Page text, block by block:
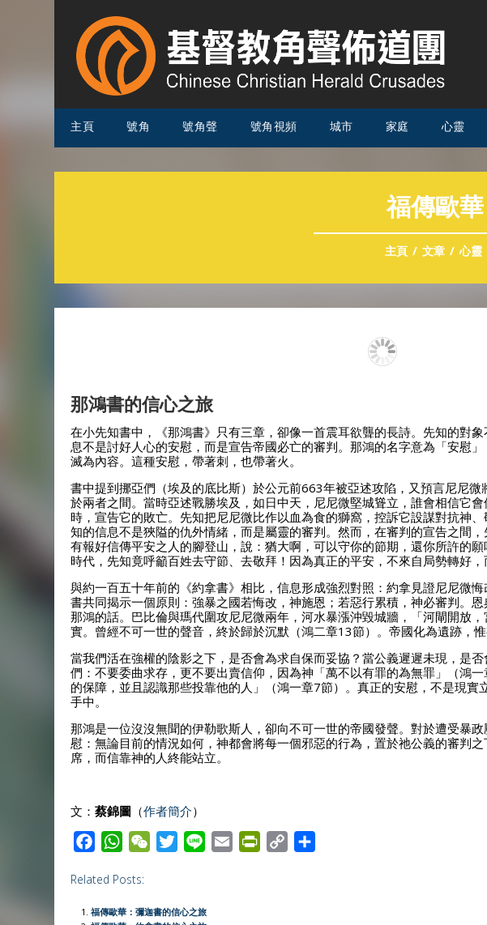
主頁 號角 號角聲 號角視頻 城市 家庭 心靈
福傳歐
主頁 文章 心靈
那鴻書的信心之旅
在小先知書中，《那鴻書》只有三章，卻像一首震耳欲聾的長詩。先知的對
息不是討好人心的安慰，而是宣告帝國必亡的審判。那鴻的名字意為「安慰
滅為內容。這種安慰，帶著刺，也帶著火。
書中提到挪亞們（埃及的底比斯）於公元前663年被亞述攻陷，又預言尼尼
於兩者之間。當時亞述戰勝埃及，如日中天，尼尼微堅城聳立，誰會相信它
時，宣告它的敗亡。先知把尼尼微比作以血為食的獅窩，控訴它設謀對抗神
知的信息不是狹隘的仇外情緒，而是屬靈的審判。然而，在審判的宣告之間
有報好信傳平安之人的腳登山，說：猶大啊，可以守你的節期，還你所許的
時代，先知竟呼籲百姓去守節、去敬拜！因為真正的平安，不來自局勢轉好，
與約一百五十年前的《約拿書》相比，信息形成強烈對照：約拿見證尼尼微
書共同揭示一個原則：強暴之國若悔改，神施恩；若惡行累積，神必審判。
那鴻的話。巴比倫與瑪代圍攻尼尼微兩年，河水暴漲沖毀城牆，「河閘開放
實。曾經不可一世的聲音，終於歸於沉默（鴻二章13節）。帝國化為遺跡，惟
當我們活在強權的陰影之下，是否會為求自保而妥協？當公義遲遲未現，是
們：不要委曲求存，更不要出賣信仰，因為神「萬不以有罪的為無罪」（鴻
的保障，並且認識那些投靠他的人」（鴻一章7節）。真正的安慰，不是現實
手中。
那鴻是一位沒沒無聞的伊勒歌斯人，卻向不可一世的帝國發聲。對於遭受暴
慰：無論目前的情況如何，神都會將每一個邪惡的行為，置於祂公義的審判
席，而信靠神的人終能站立。
文： 蔡錦圖 （作者簡介）
c
e
W
a
t
W
h
t
e
Related Posts:
福傳歐華：彌迦書的信心之旅